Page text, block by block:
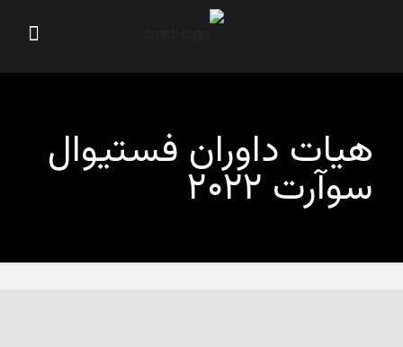
هیات داوران فستیوال
سوآرت ۲۰۲۲